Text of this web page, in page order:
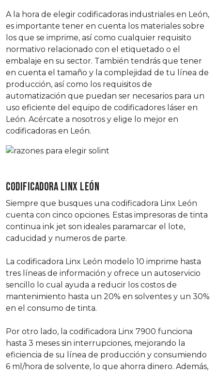
A la hora de elegir codificadoras industriales en León,
es importante tener en cuenta los materiales sobre
los que se imprime, así como cualquier requisito
normativo relacionado con el etiquetado o el
embalaje en su sector. También tendrás que tener
en cuenta el tamaño y la complejidad de tu línea de
producción, así como los requisitos de
automatización que puedan ser necesarios para un
uso eficiente del equipo de codificadores láser en
León. Acércate a nosotros y elige lo mejor en
codificadoras en León.
CODIFICADORA LINX LEÓN
Siempre que busques una codificadora Linx León
cuenta con cinco opciones. Estas impresoras de tinta
continua ink jet son ideales paramarcar el lote,
caducidad y numeros de parte.
La codificadora Linx León modelo 10 imprime hasta
tres líneas de información y ofrece un autoservicio
sencillo lo cual ayuda a reducir los costos de
mantenimiento hasta un 20% en solventes y un 30%
en el consumo de tinta.
Por otro lado, la codificadora Linx 7900 funciona
hasta 3 meses sin interrupciones, mejorando la
eficiencia de su línea de producción y consumiendo
6 ml/hora de solvente, lo que ahorra dinero. Además,